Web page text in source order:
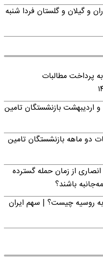
و گیلان و گلستان فردا شنبه
پرداخت مطالبات
اردیبهشت بازنشستگان تامین
دو ماهه بازنشستگان تامین
از زمان حمله گسترده
باشند؟
روسیه چیست؟ | سهم ایران